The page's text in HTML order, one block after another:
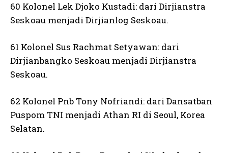
60 Kolonel Lek Djoko Kustadi: dari Dirjianstra
Seskoau menjadi Dirjianlog Seskoau.
61 Kolonel Sus Rachmat Setyawan: dari
Dirjianbangko Seskoau menjadi Dirjianstra
Seskoau.
62 Kolonel Pnb Tony Nofriandi: dari Dansatban
Puspom TNI menjadi Athan RI di Seoul, Korea
Selatan.